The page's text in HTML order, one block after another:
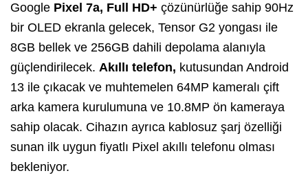
Google Pixel 7a, Full HD+ çözünürlüğe sahip 90Hz
bir OLED ekranla gelecek, Tensor G2 yongası ile
8GB bellek ve 256GB dahili depolama alanıyla
güçlendirilecek. Akıllı telefon, kutusundan Android
13 ile çıkacak ve muhtemelen 64MP kameralı çift
arka kamera kurulumuna ve 10.8MP ön kameraya
sahip olacak. Cihazın ayrıca kablosuz şarj özelliği
sunan ilk uygun fiyatlı Pixel akıllı telefonu olması
bekleniyor.